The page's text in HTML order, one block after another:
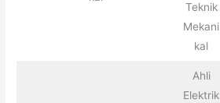
Teknik
Mekani
kal
Ahli
Elektrik